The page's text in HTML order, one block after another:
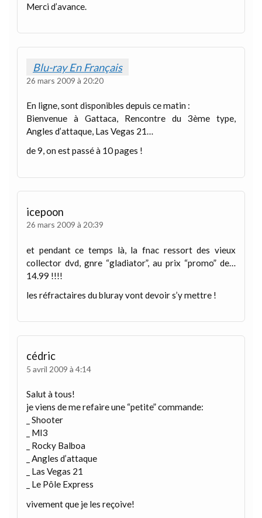
Merci d’avance.
Blu-ray En Français
26 mars 2009 à 20:20
En ligne, sont disponibles depuis ce matin :
Bienvenue à Gattaca, Rencontre du 3ème type,
Angles d’attaque, Las Vegas 21…
de 9, on est passé à 10 pages !
icepoon
26 mars 2009 à 20:39
et pendant ce temps là, la fnac ressort des vieux
collector dvd, gnre “gladiator”, au prix “promo” de…
14.99 !!!!
les réfractaires du bluray vont devoir s’y mettre !
cédric
5 avril 2009 à 4:14
Salut à tous!
je viens de me refaire une “petite” commande:
_ Shooter
_ MI3
_ Rocky Balboa
_ Angles d’attaque
_ Las Vegas 21
_ Le Pôle Express
vivement que je les reçoive!